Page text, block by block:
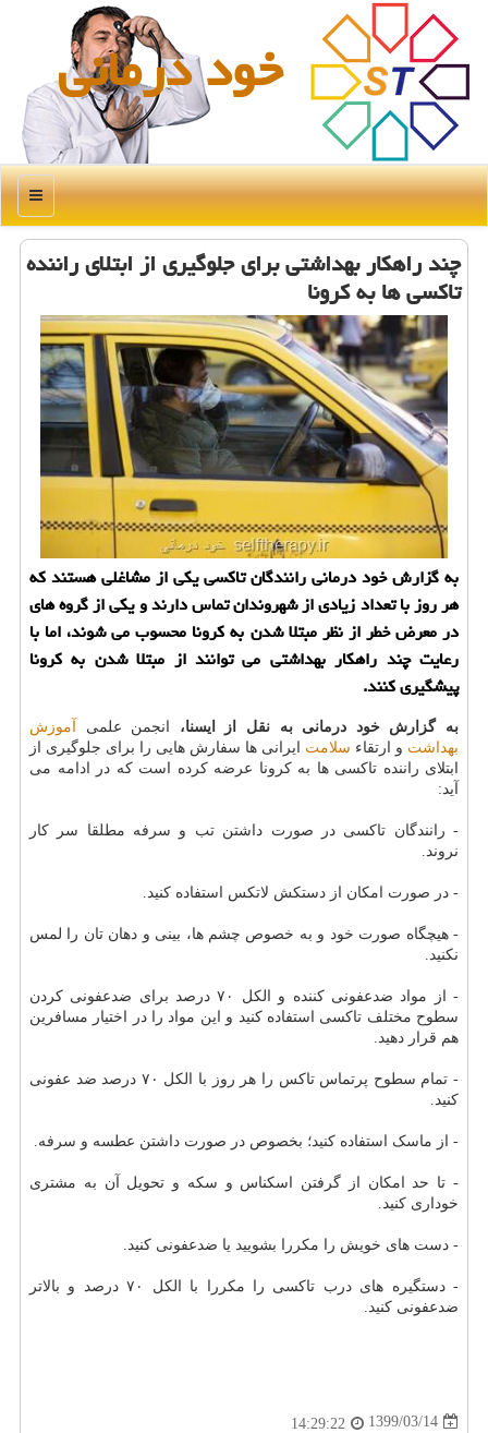
خود درمانی
منو
چند راهكار بهداشتی برای جلوگیری از ابتلای راننده
تاكسی ها به كرونا
به گزارش خود درمانی رانندگان تاكسی یكی از مشاغلی هستند كه
هر روز با تعداد زیادی از شهروندان تماس دارند و یكی از گروه های
در معرض خطر از نظر مبتلا شدن به كرونا محسوب می شوند، اما با
رعایت چند راهكار بهداشتی می توانند از مبتلا شدن به كرونا
پیشگیری كنند.
به گزارش خود درمانی به نقل از ایسنا، انجمن علمی
آموزش
بهداشت و ارتقاء سلامت ایرانی ها سفارش هایی را برای جلوگیری از
ابتلای راننده تاکسی ها به کرونا عرضه کرده است که در ادامه می
آید:
- رانندگان تاکسی در صورت داشتن تب و سرفه مطلقا سر کار
نروند.
- در صورت امکان از دستکش لاتکس استفاده کنید.
- هیچگاه صورت خود و به خصوص چشم ها، بینی و دهان تان را لمس
نکنید.
- از مواد ضدعفونی کننده و الکل ۷۰ درصد برای ضدعفونی کردن
سطوح مختلف تاکسی استفاده کنید و این مواد را در اختیار مسافرین
هم قرار دهید.
- تمام سطوح پرتماس تاکس را هر روز با الکل ۷۰ درصد ضد عفونی
کنید.
- از ماسک استفاده کنید؛ بخصوص در صورت داشتن عطسه و سرفه.
- تا حد امکان از گرفتن اسکناس و سکه و تحویل آن به مشتری
خوداری کنید.
- دست های خویش را مکررا بشویید یا ضدعفونی کنید.
- دستگیره های درب تاکسی را مکررا با الکل ۷۰ درصد و بالاتر
ضدعفونی کنید.
1399/03/14
14:29:22